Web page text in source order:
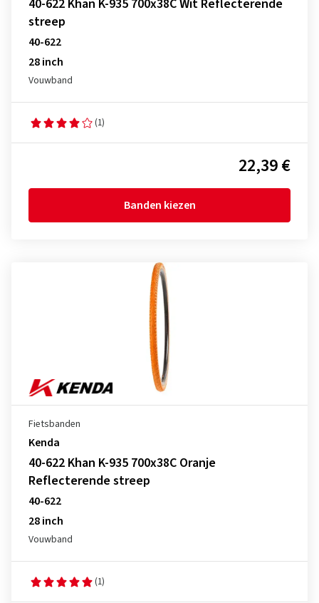
40-622 Khan K-935 700x38C Wit Reflecterende
streep
40-622
28 inch
Vouwband
(1)
22,39 €
Banden kiezen
Fietsbanden
Kenda
40-622 Khan K-935 700x38C Oranje
Reflecterende streep
40-622
28 inch
Vouwband
(1)